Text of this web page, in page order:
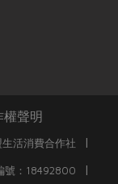
權聲明
活消費合作社 |
號：18492800 |